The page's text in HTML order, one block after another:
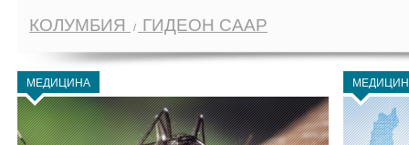
КОЛУМБИЯ ГИДЕОН СААР
МЕДИЦИНА